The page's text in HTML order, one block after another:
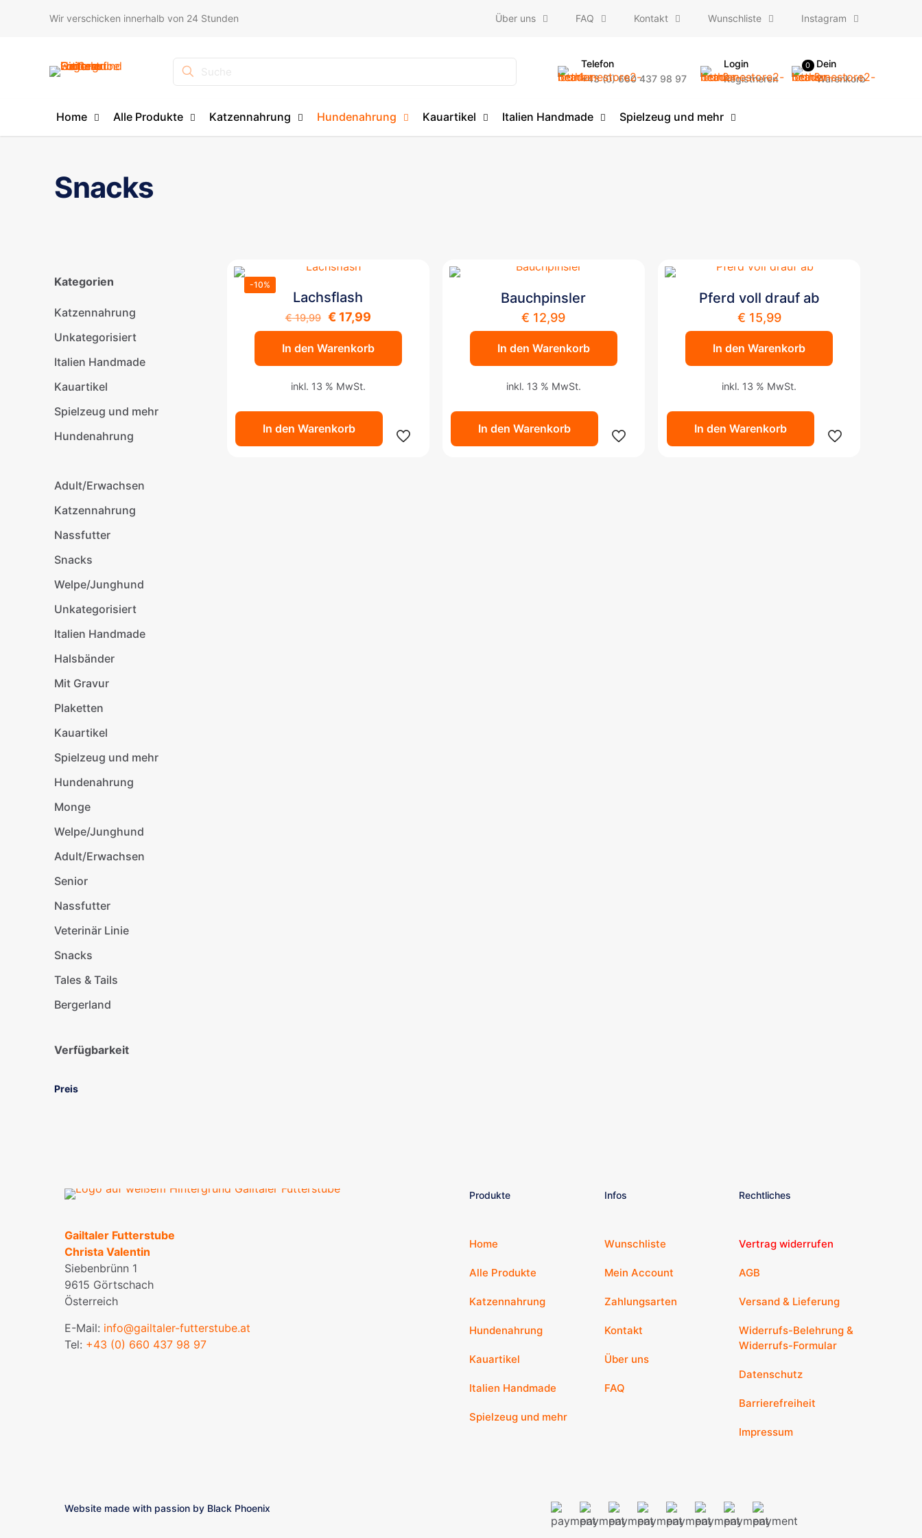
Wir verschicken innerhalb von 24 Stunden Über uns FAQ Kontakt Wunschliste Instagram
Suche
Telefon
+43 (0) 660 437 98 97
Login
Registrieren
0
Dein
Warenkorb
Home Alle Produkte Katzennahrung Hundenahrung Kauartikel Italien Handmade Spielzeug und mehr
Snacks
Kategorien
Katzennahrung
Unkategorisiert
Italien Handmade
Kauartikel
Spielzeug und mehr
Hundenahrung
Adult/Erwachsen
Katzennahrung
Nassfutter
Snacks
Welpe/Junghund
Unkategorisiert
Italien Handmade
Halsbänder
Mit Gravur
Plaketten
Kauartikel
Spielzeug und mehr
Hundenahrung
Monge
Welpe/Junghund
Adult/Erwachsen
Senior
Nassfutter
Veterinär Linie
Snacks
Tales & Tails
Bergerland
Verfügbarkeit
Preis
-10%
Lachsflash
€19,99
Ursprünglicher
Preis
war:
€ 19,99
€17,99Aktueller
Preis
ist:
€ 17,99.
In den Warenkorb
inkl. 13 % MwSt.
In den Warenkorb
Bauchpinsler
€ 12,99
In den Warenkorb
inkl. 13 % MwSt.
In den Warenkorb
Pferd voll drauf ab
€ 15,99
In den Warenkorb
inkl. 13 % MwSt.
In den Warenkorb
Gailtaler Futterstube
Christa Valentin
Siebenbrünn 1
9615 Görtschach
Österreich
E-Mail: info@gailtaler-futterstube.at
Tel: +43 (0) 660 437 98 97
Produkte
Home
Alle Produkte
Katzennahrung
Hundenahrung
Kauartikel
Italien Handmade
Spielzeug und mehr
Infos
Wunschliste
Mein Account
Zahlungsarten
Kontakt
Über uns
FAQ
Rechtliches
Vertrag widerrufen
AGB
Versand & Lieferung
Widerrufs-Belehrung &
Widerrufs-Formular
Datenschutz
Barrierefreiheit
Impressum
Website made with passion by Black Phoenix